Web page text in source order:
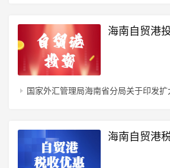
海南自贸港
国家外汇管理局海南省分局关于印发
海南自贸港